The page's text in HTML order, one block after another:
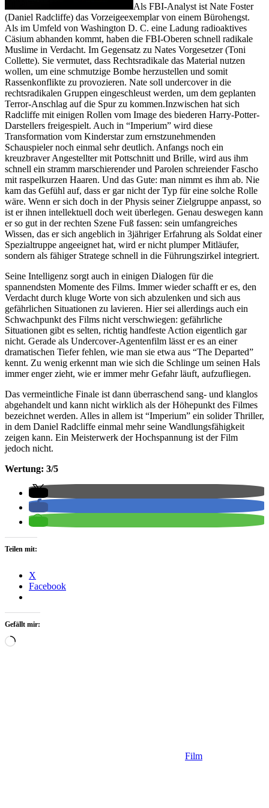
Als FBI-Analyst ist Nate Foster
(Daniel Radcliffe) das Vorzeigeexemplar von einem Bürohengst.
Als im Umfeld von Washington D. C. eine Ladung radioaktives
Cäsium abhanden kommt, haben die FBI-Oberen schnell radikale
Muslime in Verdacht. Im Gegensatz zu Nates Vorgesetzer (Toni
Collette). Sie vermutet, dass Rechtsradikale das Material nutzen
wollen, um eine schmutzige Bombe herzustellen und somit
Rassenkonflikte zu provozieren. Nate soll undercover in die
rechtsradikalen Gruppen eingeschleust werden, um dem geplanten
Terror-Anschlag auf die Spur zu kommen.Inzwischen hat sich
Radcliffe mit einigen Rollen vom Image des biederen Harry-Potter-
Darstellers freigespielt. Auch in “Imperium” wird diese
Transformation vom Kinderstar zum ernstzunehmenden
Schauspieler noch einmal sehr deutlich. Anfangs noch ein
kreuzbraver Angestellter mit Pottschnitt und Brille, wird aus ihm
schnell ein stramm marschierender und Parolen schreiender Fascho
mit raspelkurzen Haaren. Und das Gute: man nimmt es ihm ab. Nie
kam das Gefühl auf, dass er gar nicht der Typ für eine solche Rolle
wäre. Wenn er sich doch in der Physis seiner Zielgruppe anpasst, so
ist er ihnen intellektuell doch weit überlegen. Genau deswegen kann
er so gut in der rechten Szene Fuß fassen: sein umfangreiches
Wissen, das er sich angeblich in 3jähriger Erfahrung als Soldat einer
Spezialtruppe angeeignet hat, wird er nicht plumper Mitläufer,
sondern als fähiger Stratege schnell in die Führungszirkel integriert.
Seine Intelligenz sorgt auch in einigen Dialogen für die
spannendsten Momente des Films. Immer wieder schafft er es, den
Verdacht durch kluge Worte von sich abzulenken und sich aus
gefährlichen Situationen zu lavieren. Hier sei allerdings auch ein
Schwachpunkt des Films nicht verschwiegen: gefährliche
Situationen gibt es selten, richtig handfeste Action eigentlich gar
nicht. Gerade als Undercover-Agentenfilm lässt er es an einer
dramatischen Tiefer fehlen, wie man sie etwa aus “The Departed”
kennt. Zu wenig erkennt man wie sich die Schlinge um seinen Hals
immer enger zieht, wie er immer mehr Gefahr läuft, aufzufliegen.
Das vermeintliche Finale ist dann überraschend sang- und klanglos
abgehandelt und kann nicht wirklich als der Höhepunkt des Filmes
bezeichnet werden. Alles in allem ist “Imperium” ein solider Thriller,
in dem Daniel Radcliffe einmal mehr seine Wandlungsfähigkeit
zeigen kann. Ein Meisterwerk der Hochspannung ist der Film
jedoch nicht.
Wertung: 3/5
Teilen mit:
X
Facebook
Gefällt mir:
Wird
Film